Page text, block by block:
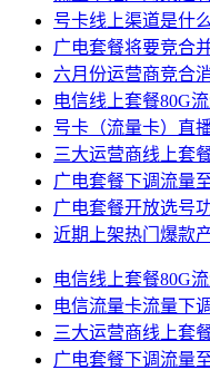
号卡线上渠道是什
广电套餐将要竞合
六月份运营商竞合
电信线上套餐80G
号卡（流量卡）直
三大运营商线上套
广电套餐下调流量
广电套餐开放选号
近期上架热门爆款
电信线上套餐80G
电信流量卡流量下
三大运营商线上套
广电套餐下调流量